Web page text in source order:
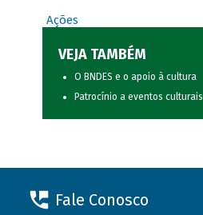
Ações
VEJA TAMBÉM
O BNDES e o apoio à cultura
Patrocínio a eventos culturais
Fale Conosco